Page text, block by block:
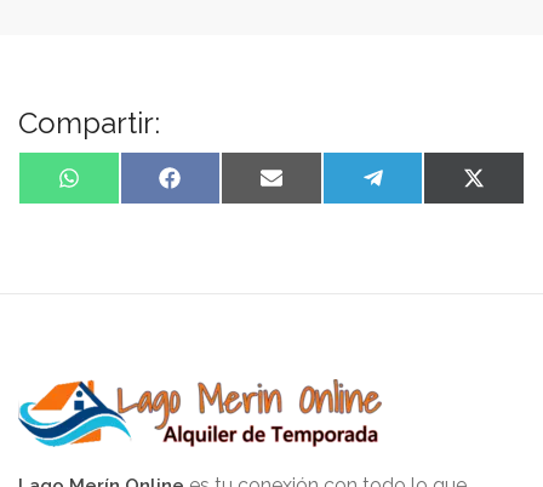
Compartir:
WhatsApp Facebook Email Telegram X